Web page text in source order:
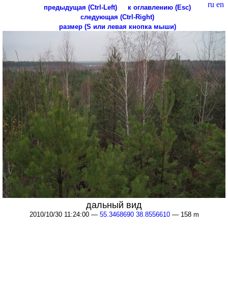
ru en
предыдущая (Ctrl-Left)
к оглавлению (Esc)
следующая (Ctrl-Right)
размер (S или левая кнопка мыши)
дальный вид
2010/10/30 11:24:00 — 55.3468690 38.8556610— 158 m